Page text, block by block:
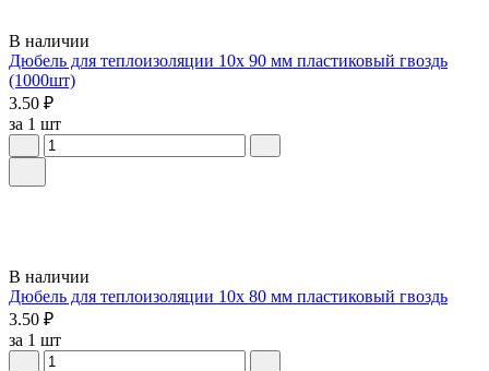
В наличии
Дюбель для теплоизоляции 10х 90 мм пластиковый гвоздь
(1000шт)
3.50 ₽
за 1 шт
В наличии
Дюбель для теплоизоляции 10х 80 мм пластиковый гвоздь
3.50 ₽
за 1 шт